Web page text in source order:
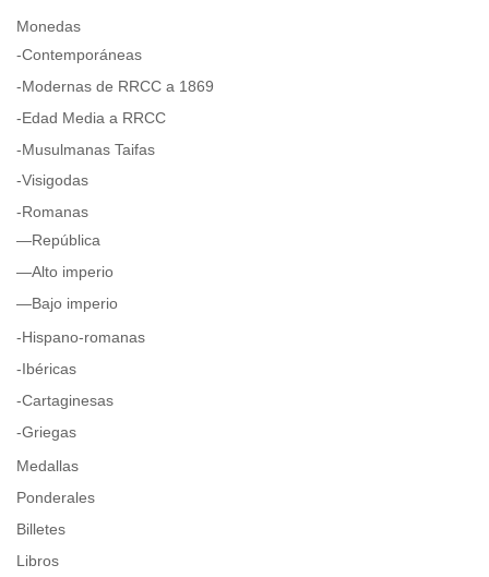
Monedas
-Contemporáneas
-Modernas de RRCC a 1869
-Edad Media a RRCC
-Musulmanas Taifas
-Visigodas
-Romanas
—República
—Alto imperio
—Bajo imperio
-Hispano-romanas
-Ibéricas
-Cartaginesas
-Griegas
Medallas
Ponderales
Billetes
Libros